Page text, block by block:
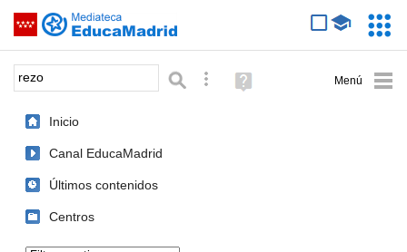
Saltar navegación
Palabra o frase: Búsqueda avanzada
Ayuda
(en
Inicio
Canal EducaMadrid
Últimos contenidos
Centros